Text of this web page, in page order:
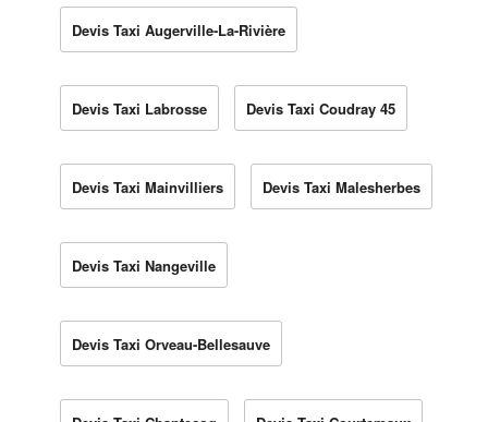
Devis Taxi Augerville-La-Rivière
Devis Taxi Labrosse Devis Taxi Coudray 45
Devis Taxi Mainvilliers Devis Taxi Malesherbes
Devis Taxi Nangeville
Devis Taxi Orveau-Bellesauve